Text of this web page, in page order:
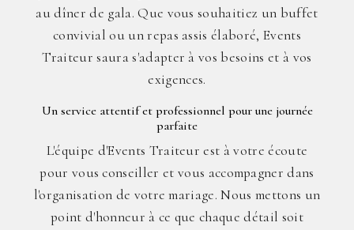
au dîner de gala. Que vous souhaitiez un buffet
convivial ou un repas assis élaboré, Events
Traiteur saura s'adapter à vos besoins et à vos
exigences.
Un service attentif et professionnel pour une journée
parfaite
L'équipe d'Events Traiteur est à votre écoute
pour vous conseiller et vous accompagner dans
l'organisation de votre mariage. Nous mettons un
point d'honneur à ce que chaque détail soit